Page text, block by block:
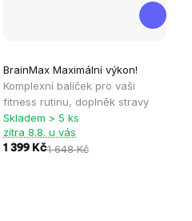
BrainMax Maximální výkon!
Komplexní balíček pro vaši
fitness rutinu, doplněk stravy
Skladem > 5 ks
zítra 8.8. u vás
1 399 Kč1 648 Kč